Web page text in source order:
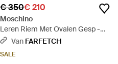
€ 350€ 210
Moschino
Leren Riem Met Ovalen Gesp -
Wit Van FARFETCH
SALE